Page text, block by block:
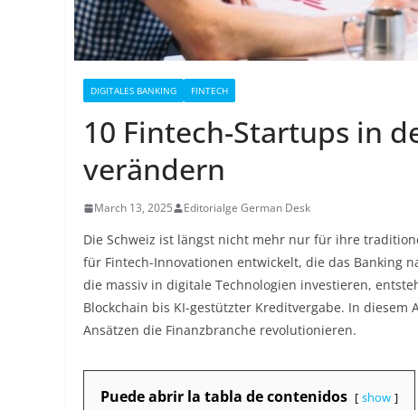
DIGITALES BANKING FINTECH
10 Fintech-Startups in
verändern
March 13, 2025 Editorialge German Desk
Die Schweiz ist längst nicht mehr nur für ihre
für Fintech-Innovationen entwickelt, die das Banking
die massiv in digitale Technologien investieren,
Blockchain bis KI-gestützter Kreditvergabe. In
Ansätzen die Finanzbranche revolutionieren.
Puede abrir la tabla de contenidos show